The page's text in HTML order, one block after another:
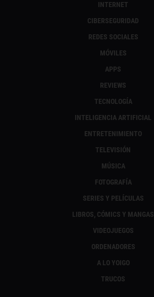
INTERNET
CIBERSEGURIDAD
REDES SOCIALES
MÓVILES
APPS
REVIEWS
TECNOLOGÍA
INTELIGENCIA ARTIFICIAL
ENTRETENIMIENTO
TELEVISIÓN
MÚSICA
FOTOGRAFÍA
SERIES Y PELÍCULAS
LIBROS, CÓMICS Y MANGAS
VIDEOJUEGOS
ORDENADORES
A LO YOIGO
TRUCOS